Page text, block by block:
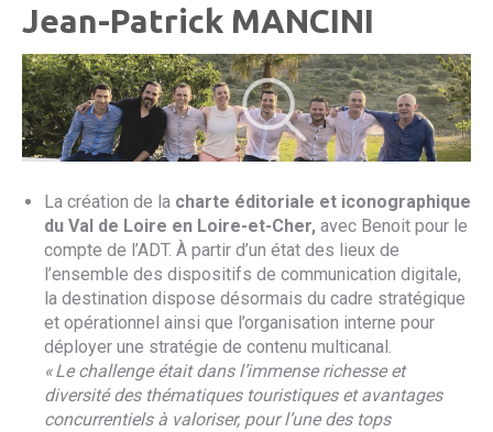
Jean-Patrick MANCINI
La création de la charte éditoriale et iconographique
du Val de Loire en Loire-et-Cher, avec Benoit pour le
compte de l’ADT. À partir d’un état des lieux de
l’ensemble des dispositifs de communication digitale,
la destination dispose désormais du cadre stratégique
et opérationnel ainsi que l’organisation interne pour
déployer une stratégie de contenu multicanal.
« Le challenge était dans l’immense richesse et
diversité des thématiques touristiques et avantages
concurrentiels à valoriser, pour l’une des tops